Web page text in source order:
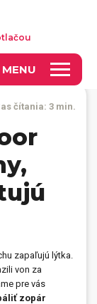
MENU
čítania: 3 min.
zapaľujú lýtka.
von za
pre vás
zopár